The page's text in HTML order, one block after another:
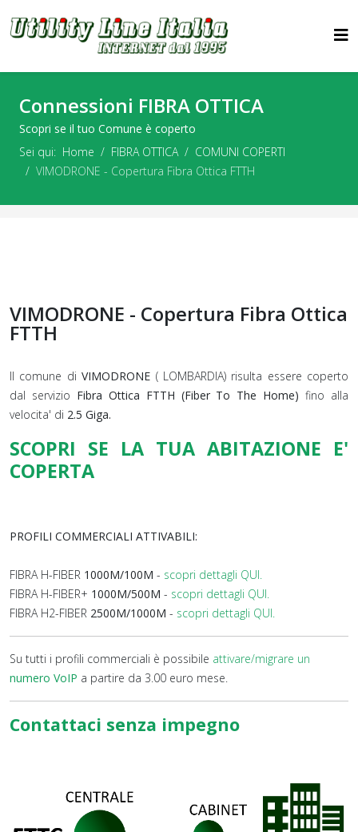
Connessioni FIBRA OTTICA
Scopri se il tuo Comune è coperto
Sei qui: Home FIBRA OTTICA
COMUNI COPERTI
VIMODRONE - Copertura Fibra Ottica FTTH
VIMODRONE - Copertura Fibra Ottica
FTTH
Il comune diVIMODRONE ( LOMBARDIA) risulta essere coperto
dal servizio Fibra Ottica FTTH (Fiber To The Home) fino alla
velocita' di 2.5 Giga.
SCOPRI SE LA TUA ABITAZIONE E'
COPERTA
PROFILI COMMERCIALI ATTIVABILI:
FIBRA H-FIBER 1000M/100M - scopri dettagli QUI.
FIBRA H-FIBER+ 1000M/500M - scopri dettagli QUI.
FIBRA H2-FIBER 2500M/1000M - scopri dettagli QUI.
Su tutti i profili commerciali è possibile attivare/migrare un
numero VoIP a partire da 3.00 euro mese.
Contattaci senza impegno